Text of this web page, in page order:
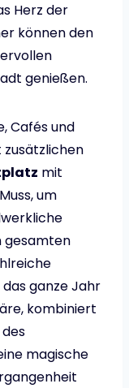
Herz der
können den
genießen.
Cafés und
mit
um
gesamten
ganze Jahr
kombiniert
magische